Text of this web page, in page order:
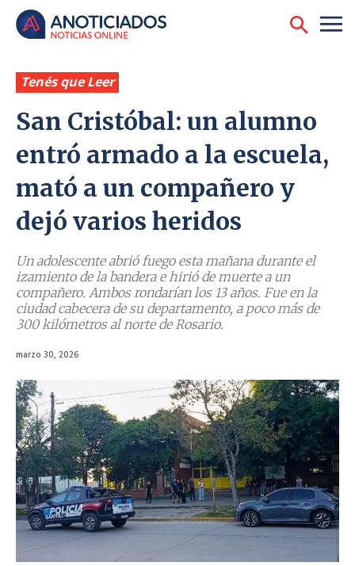
Tenés que Leer
San Cristóbal: un alumno
entró armado a la escuela,
mató a un compañero y
dejó varios heridos
Un adolescente abrió fuego esta mañana durante el
izamiento de la bandera e hirió de muerte a un
compañero. Ambos rondarían los 13 años. Fue en la
ciudad cabecera de su departamento, a poco más de
300 kilómetros al norte de Rosario.
marzo 30, 2026